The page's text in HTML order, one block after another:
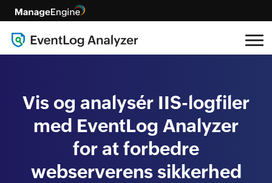
Vis og analysér IIS-logfiler
med EventLog Analyzer
for at forbedre
webserverens sikkerhed